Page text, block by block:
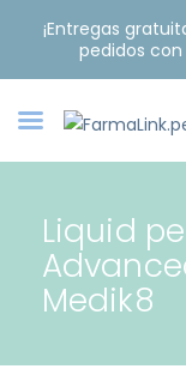
¡Entregas
pedidos
Liquid
Medik8